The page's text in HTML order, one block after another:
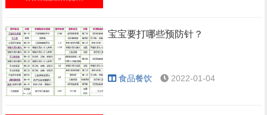
宝宝要打哪些预防针？
食品餐饮 2022-01-04